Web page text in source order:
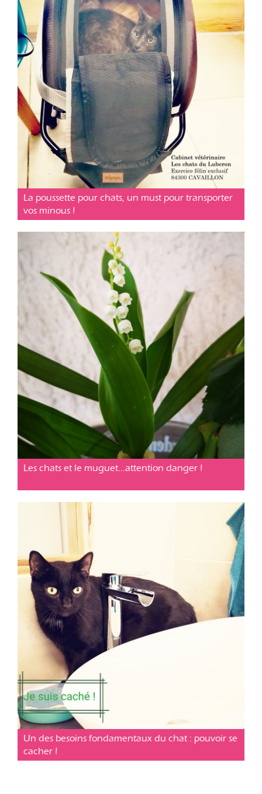
Conseil pratique
Posté le 29 août 2019
La poussette pour chats, un must pour transporter
vos minous !
Conseil pratique
Posté le 01 mai 2019
Les chats et le muguet...attention danger !
Conseil pratique
Posté le 10 avr. 2019
Un des besoins fondamentaux du chat : pouvoir se
cacher !